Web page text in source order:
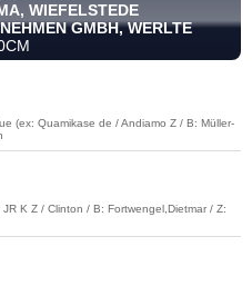
WIEFELSTEDE
GMBH, WERLTE
(ex: Quamikase de / Andiamo Z / B: Müller-
K Z / Clinton / B: Fortwengel,Dietmar / Z: